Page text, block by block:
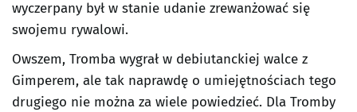
wyczerpany był w stanie udanie zrewanżować się
swojemu rywalowi.
Owszem, Tromba wygrał w debiutanckiej walce z
Gimperem, ale tak naprawdę o umiejętnościach tego
drugiego nie można za wiele powiedzieć. Dla Tromby